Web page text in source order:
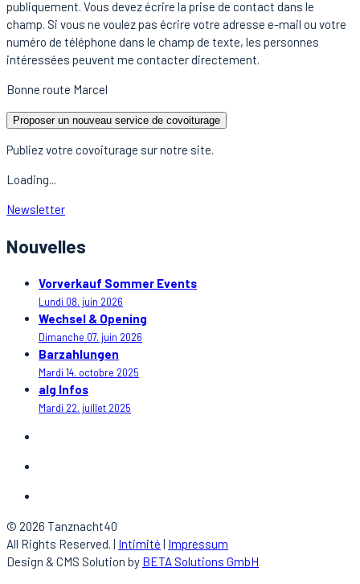
publiquement. Vous devez écrire la prise de contact dans le
champ. Si vous ne voulez pas écrire votre adresse e-mail ou votre
numéro de téléphone dans le champ de texte, les personnes
intéressées peuvent me contacter directement.
Bonne route Marcel
Proposer un nouveau service de covoiturage
Publiez votre covoiturage sur notre site.
Loading...
Newsletter
Nouvelles
Vorverkauf Sommer Events
Lundi 08. juin 2026
Wechsel & Opening
Dimanche 07. juin 2026
Barzahlungen
Mardi 14. octobre 2025
alg Infos
Mardi 22. juillet 2025
© 2026 Tanznacht40
All Rights Reserved. | Intimité
Impressum
Design & CMS Solution by BETA Solutions GmbH